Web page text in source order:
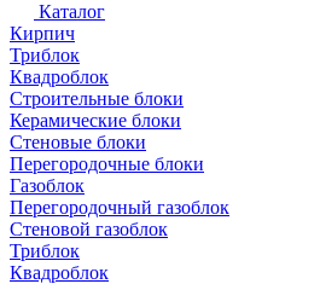
Каталог
Кирпич
Триблок
Квадроблок
Строительные блоки
Керамические блоки
Стеновые блоки
Перегородочные блоки
Газоблок
Перегородочный газоблок
Стеновой газоблок
Триблок
Квадроблок